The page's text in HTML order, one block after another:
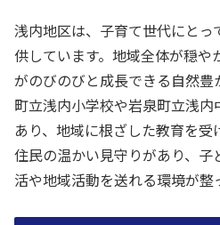
浅内地区は、子育て世代にと
供しています。地域全体が穏や
がのびのびと成長できる自然豊
町立浅内小学校や岩泉町立浅
あり、地域に根ざした教育を
住民の温かい見守りがあり、
活や地域活動を送れる環境が整